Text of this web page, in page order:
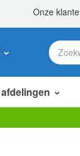
afdelingen